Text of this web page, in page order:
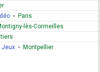
Paris
lès-Cormeilles
Jeux Montpellier